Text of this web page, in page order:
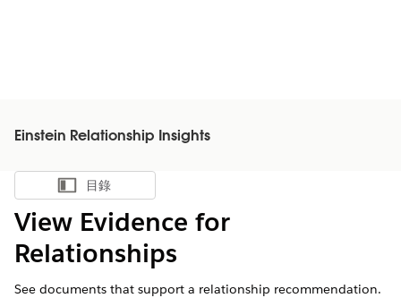
Einstein Relationship Insights
顯示目錄
目錄
View Evidence for
Relationships
See documents that support a relationship recommendation.